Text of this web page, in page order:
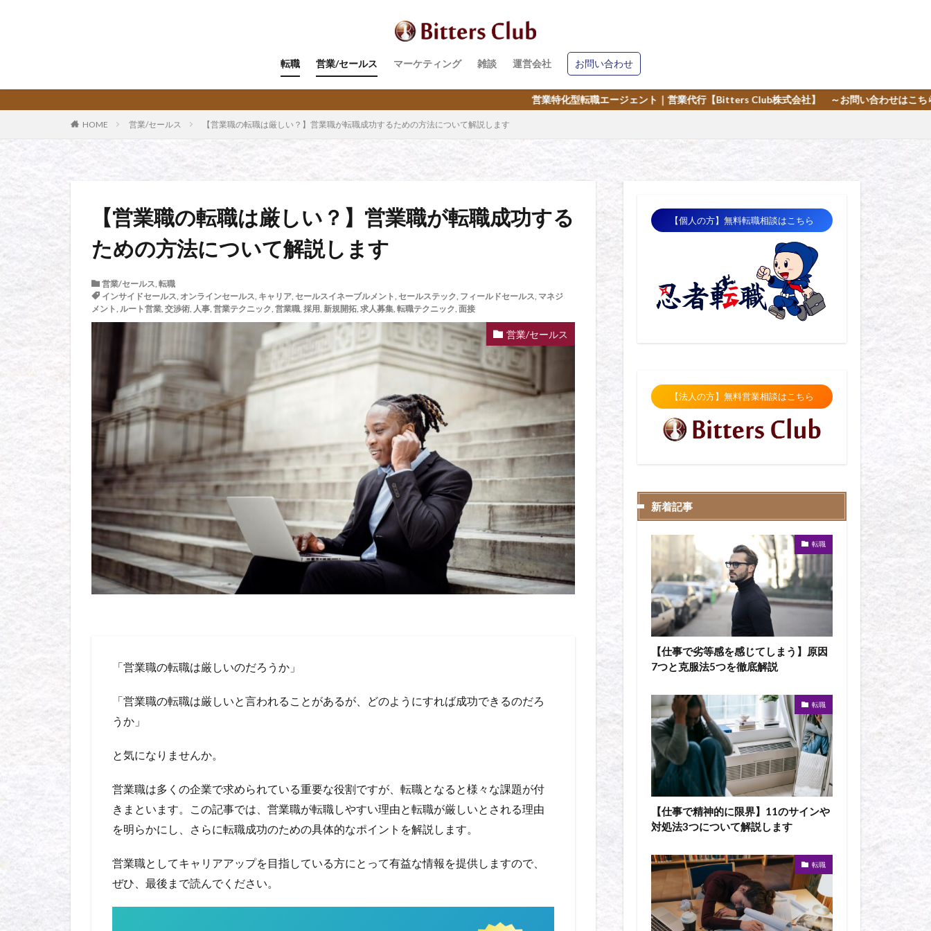
転職 営業/セールス マーケティング 雑談 運営会社 お問い合わせ
営業特化型転職エージェント｜営業代行【Bitters Club株式会社】 ～お問い合わせはこちら～
HOME 営業/セールス 【営業職の転職は厳しい？】営業職が転職成功するための方法について解説します
【営業職の転職は厳しい？】営業職が転職成功する
ための方法について解説します
営業/セールス, 転職
インサイドセールス, オンラインセールス, キャリア, セールスイネーブルメント, セールステック, フィールドセールス, マネジ
メント, ルート営業, 交渉術, 人事, 営業テクニック, 営業職, 採用, 新規開拓, 求人募集, 転職テクニック, 面接
営業/セールス
「営業職の転職は厳しいのだろうか」
「営業職の転職は厳しいと言われることがあるが、どのようにすれば成功できるのだろ
うか」
と気になりませんか。
営業職は多くの企業で求められている重要な役割ですが、転職となると様々な課題が付
きまといます。この記事では、営業職が転職しやすい理由と転職が厳しいとされる理由
を明らかにし、さらに転職成功のための具体的なポイントを解説します。
営業職としてキャリアアップを目指している方にとって有益な情報を提供しますので、
ぜひ、最後まで読んでください。
【個人の方】無料転職相談はこちら
【法人の方】無料営業相談はこちら
新着記事
転職
【仕事で劣等感を感じてしまう】原因
7つと克服法5つを徹底解説
転職
【仕事で精神的に限界】11のサインや
対処法3つについて解説します
転職